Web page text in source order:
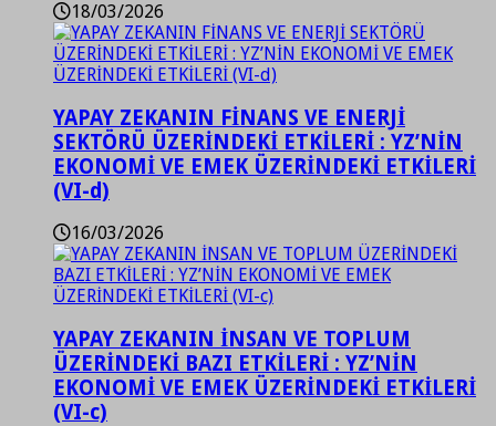
18/03/2026
YAPAY ZEKANIN FİNANS VE ENERJİ
SEKTÖRÜ ÜZERİNDEKİ ETKİLERİ : YZ’NİN
EKONOMİ VE EMEK ÜZERİNDEKİ ETKİLERİ
(VI-d)
16/03/2026
YAPAY ZEKANIN İNSAN VE TOPLUM
ÜZERİNDEKİ BAZI ETKİLERİ : YZ’NİN
EKONOMİ VE EMEK ÜZERİNDEKİ ETKİLERİ
(VI-c)